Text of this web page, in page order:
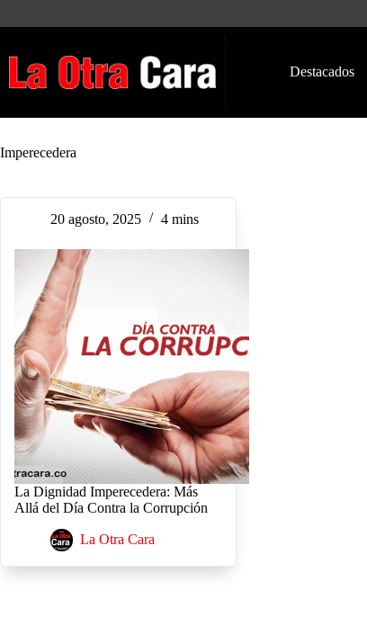
Destacados
Imperecedera
20 agosto, 2025 4 mins
La Dignidad Imperecedera: Más
Allá del Día Contra la Corrupción
La Otra Cara